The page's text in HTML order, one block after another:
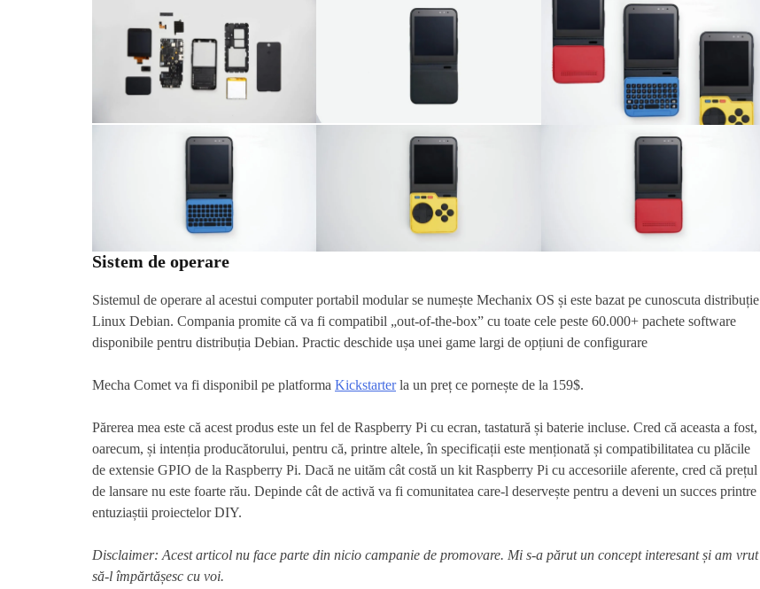
Sistem de operare
Sistemul de operare al acestui computer portabil modular se numește Mechanix OS și este bazat pe cunoscuta distribuție
Linux Debian. Compania promite că va fi compatibil „out-of-the-box” cu toate cele peste 60.000+ pachete software
disponibile pentru distribuția Debian. Practic deschide ușa unei game largi de opțiuni de configurare
Mecha Comet va fi disponibil pe platforma Kickstarterla un preț ce pornește de la 159$.
Părerea mea este că acest produs este un fel de Raspberry Pi cu ecran, tastatură și baterie incluse. Cred că aceasta a fost,
oarecum, și intenția producătorului, pentru că, printre altele, în specificații este menționată și compatibilitatea cu plăcile
de extensie GPIO de la Raspberry Pi. Dacă ne uităm cât costă un kit Raspberry Pi cu accesoriile aferente, cred că prețul
de lansare nu este foarte rău. Depinde cât de activă va fi comunitatea care-l deservește pentru a deveni un succes printre
entuziaștii proiectelor DIY.
Disclaimer: Acest articol nu face parte din nicio campanie de promovare. Mi s-a părut un concept interesant și am vrut
să-l împărtășesc cu voi.